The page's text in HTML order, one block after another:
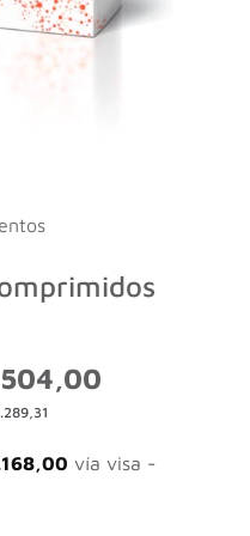
El
$ 24.504,00.
vía visa -